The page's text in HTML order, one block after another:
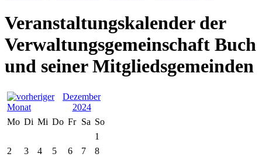
Veranstaltungskalender der
Verwaltungsgemeinschaft Buch
und seiner Mitgliedsgemeinden
Dezember
2024
Mo Di Mi Do Fr Sa So
1
2
3 4 5 6 7
8